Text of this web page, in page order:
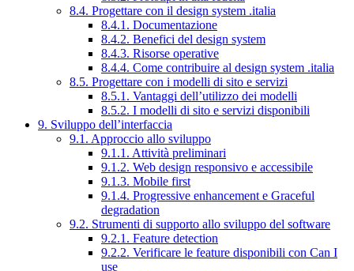
8.4. Progettare con il design system .italia
8.4.1. Documentazione
8.4.2. Benefici del design system
8.4.3. Risorse operative
8.4.4. Come contribuire al design system .italia
8.5. Progettare con i modelli di sito e servizi
8.5.1. Vantaggi dell’utilizzo dei modelli
8.5.2. I modelli di sito e servizi disponibili
9. Sviluppo dell’interfaccia
9.1. Approccio allo sviluppo
9.1.1. Attività preliminari
9.1.2. Web design responsivo e accessibile
9.1.3. Mobile first
9.1.4. Progressive enhancement e Graceful
degradation
9.2. Strumenti di supporto allo sviluppo del software
9.2.1. Feature detection
9.2.2. Verificare le feature disponibili con Can I
use